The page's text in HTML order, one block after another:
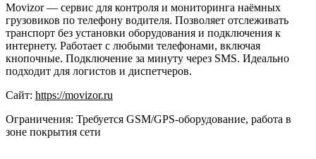
Movizor — сервис для контроля и мониторинга наёмных
грузовиков по телефону водителя. Позволяет отслеживать
транспорт без установки оборудования и подключения к
интернету. Работает с любыми телефонами, включая
кнопочные. Подключение за минуту через SMS. Идеально
подходит для логистов и диспетчеров.
Сайт: https://movizor.ru
Ограничения: Требуется GSM/GPS‑оборудование, работа в
зоне покрытия сети